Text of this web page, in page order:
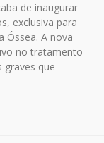
de inaugurar
exclusiva para
Óssea. A nova
no tratamento
graves que